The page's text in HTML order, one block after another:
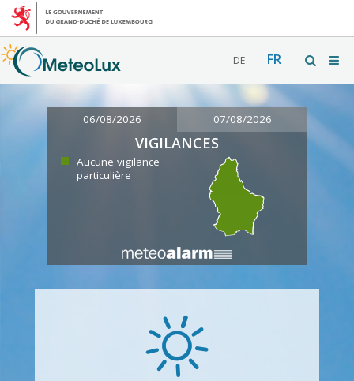
DE FR
06/08/2026 07/08/2026
VIGILANCES
Aucune vigilance
particulière